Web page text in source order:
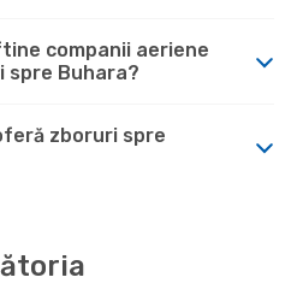
companii aeriene
spre Buhara?
zboruri spre